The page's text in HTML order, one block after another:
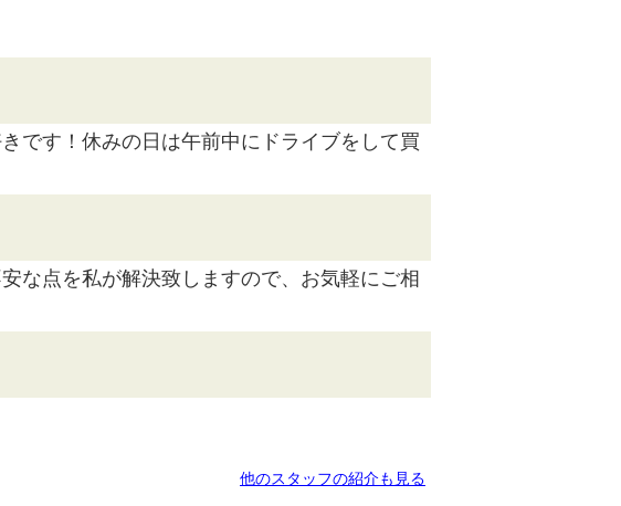
です！休みの日は午前中にドライブをして買
な点を私が解決致しますので、お気軽にご相
他のスタッフの紹介も見る